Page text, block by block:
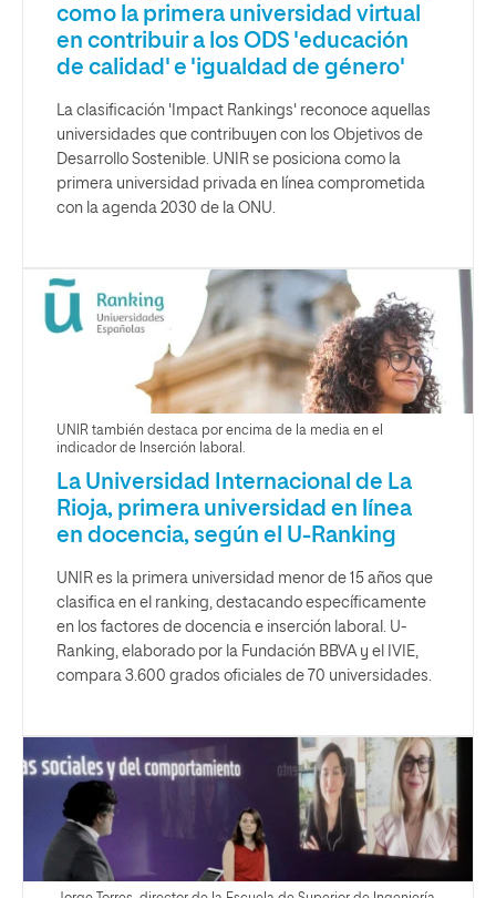
como la primera universidad virtual
en contribuir a los ODS 'educación
de calidad' e 'igualdad de género'
La clasificación 'Impact Rankings' reconoce aquellas
universidades que contribuyen con los Objetivos de
Desarrollo Sostenible. UNIR se posiciona como la
primera universidad privada en línea comprometida
con la agenda 2030 de la ONU.
UNIR también destaca por encima de la media en el
indicador de Inserción laboral.
La Universidad Internacional de La
Rioja, primera universidad en línea
en docencia, según el U-Ranking
UNIR es la primera universidad menor de 15 años que
clasifica en el ranking, destacando específicamente
en los factores de docencia e inserción laboral. U-
Ranking, elaborado por la Fundación BBVA y el IVIE,
compara 3.600 grados oficiales de 70 universidades.